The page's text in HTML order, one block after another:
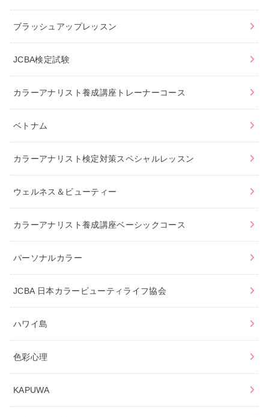
ブラッシュアップレッスン
JCBA検定試験
カラーアナリスト養成講座トレーナーコース
ベトナム
カラーアナリスト検定対策スペシャルレッスン
ウェルネス＆ビューティー
カラーアナリスト養成講座ベーシックコース
パーソナルカラー
JCBA 日本カラービューティライフ協会
ハワイ島
色彩心理
KAPUWA